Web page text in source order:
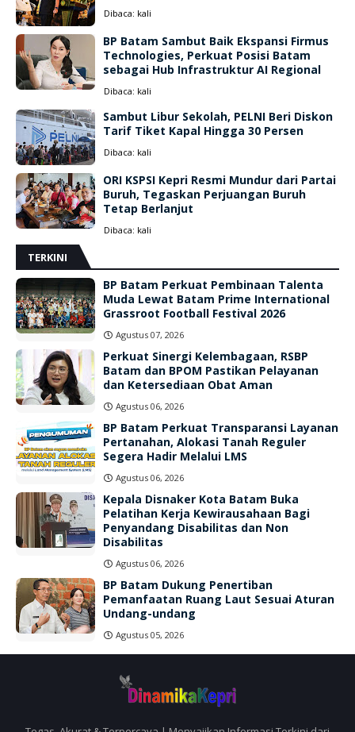
Dibaca: kali
BP Batam Sambut Baik Ekspansi Firmus
Technologies, Perkuat Posisi Batam
sebagai Hub Infrastruktur AI Regional
Dibaca: kali
Sambut Libur Sekolah, PELNI Beri Diskon
Tarif Tiket Kapal Hingga 30 Persen
Dibaca: kali
ORI KSPSI Kepri Resmi Mundur dari Partai
Buruh, Tegaskan Perjuangan Buruh
Tetap Berlanjut
Dibaca: kali
TERKINI
BP Batam Perkuat Pembinaan Talenta
Muda Lewat Batam Prime International
Grassroot Football Festival 2026
Agustus 07, 2026
Perkuat Sinergi Kelembagaan, RSBP
Batam dan BPOM Pastikan Pelayanan
dan Ketersediaan Obat Aman
Agustus 06, 2026
BP Batam Perkuat Transparansi Layanan
Pertanahan, Alokasi Tanah Reguler
Segera Hadir Melalui LMS
Agustus 06, 2026
Kepala Disnaker Kota Batam Buka
Pelatihan Kerja Kewirausahaan Bagi
Penyandang Disabilitas dan Non
Disabilitas
Agustus 06, 2026
BP Batam Dukung Penertiban
Pemanfaatan Ruang Laut Sesuai Aturan
Undang-undang
Agustus 05, 2026